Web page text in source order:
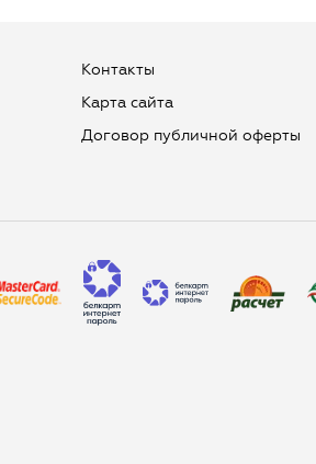
Контакты
Карта сайта
Договор публичной оферты